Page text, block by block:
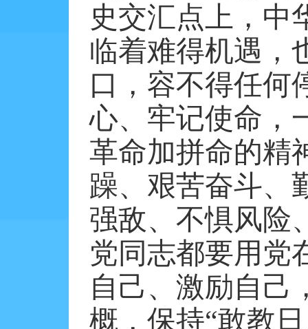
史交汇点上，中
临着难得机遇，
口，容不得任何
心、牢记使命，
革命加拼命的精
躁、艰苦奋斗、
强敌、不惧风险
党同志都要用党
自己、激励自己
概，保持“敢教